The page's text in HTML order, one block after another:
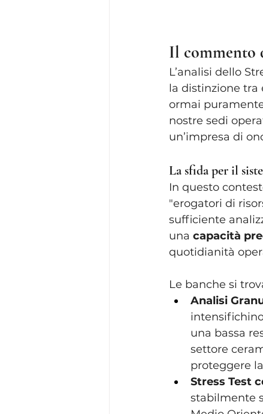
Il commento
L’analisi dello
la distinzione tra
ormai
nostre sedi
un’impresa di
La sfida per il
In questo
"erogatori di
sufficiente
una capacità
quotidianità
Le banche si
Analisi
una bassa
settore
proteggere
Stress Test
stabilmente